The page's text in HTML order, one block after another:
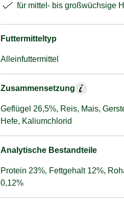
für mittel- bis großwüchsige
Futtermitteltyp
Alleinfuttermittel
Zusammensetzung
Geflügel 26,5%, Reis, Mais,
Hefe, Kaliumchlorid
Analytische Bestandteile
Protein 23%, Fettgehalt 12%,
0,12%